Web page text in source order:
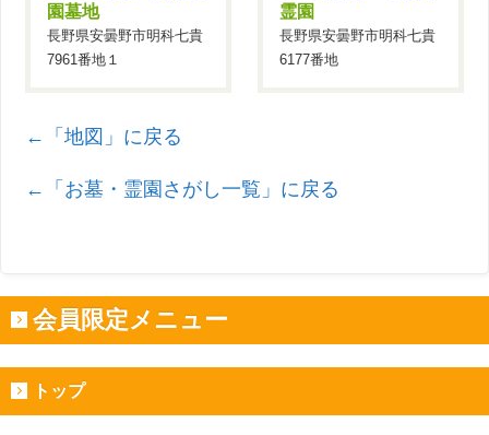
園墓地
長野県安曇野市明科七貴
7961番地１
霊園
長野県安曇野市明科七貴
6177番地
←「地図」に戻る
←「お墓・霊園さがし一覧」に戻る
会員限定メニュー
トップ